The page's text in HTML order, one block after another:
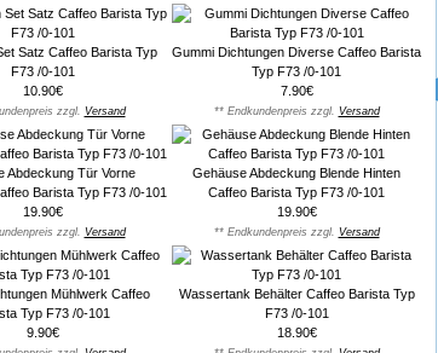
Satz Caffeo Barista Typ
F73 /0-101
10.90€
zzgl. Versand
Gummi Dichtungen Diverse Caffeo Barista
Typ F73 /0-101
7.90€
** Endkundenpreis zzgl. Versand
Abdeckung Tür Vorne
Barista Typ F73 /0-101
19.90€
zzgl. Versand
Gehäuse Abdeckung Blende Hinten
Caffeo Barista Typ F73 /0-101
19.90€
** Endkundenpreis zzgl. Versand
Mühlwerk Caffeo
Typ F73 /0-101
9.90€
Wassertank Behälter Caffeo Barista Typ
F73 /0-101
18.90€